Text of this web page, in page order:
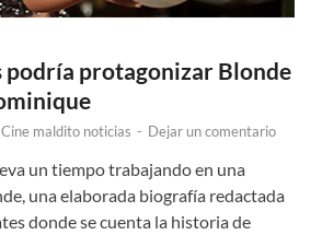
podría protagonizar Blonde
Cine maldito noticias - Dejar un comentario
un tiempo trabajando en una
una elaborada biografía redactada
donde se cuenta la historia de